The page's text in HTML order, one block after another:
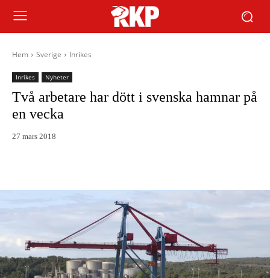
Hem Sverige Inrikes
Inrikes Nyheter
Två arbetare har dött i svenska hamnar på
en vecka
27 mars 2018